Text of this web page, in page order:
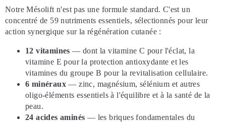
Notre Mésolift n'est pas une formule standard. C'est un
concentré de 59 nutriments essentiels, sélectionnés pour leur
action synergique sur la régénération cutanée :
12 vitamines — dont la vitamine C pour l'éclat, la
vitamine E pour la protection antioxydante et les
vitamines du groupe B pour la revitalisation cellulaire.
6 minéraux — zinc, magnésium, sélénium et autres
oligo-éléments essentiels à l'équilibre et à la santé de la
peau.
24 acides aminés — les briques fondamentales du